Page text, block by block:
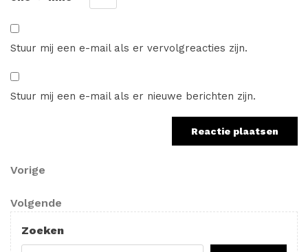
Stuur mij een e-mail als er vervolgreacties zijn.
Stuur mij een e-mail als er nieuwe berichten zijn.
Berichtnavigatie
Vorig
Vorige
Volgend
bericht
Volgende
Zoeken